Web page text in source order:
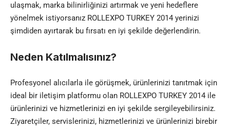
ulaşmak, marka bilinirliğinizi artırmak ve yeni hedeflere
yönelmek istiyorsanız ROLLEXPO TURKEY 2014 yerinizi
şimdiden ayırtarak bu fırsatı en iyi şekilde değerlendirin.
Neden Katılmalısınız?
Profesyonel alıcılarla ile görüşmek, ürünlerinizi tanıtmak için
ideal bir iletişim platformu olan ROLLEXPO TURKEY 2014 ile
ürünlerinizi ve hizmetlerinizi en iyi şekilde sergileyebilirsiniz.
Ziyaretçiler, servislerinizi, hizmetlerinizi ve ürünlerinizi birebir